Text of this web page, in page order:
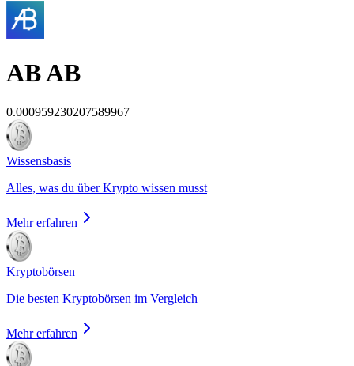
ABAB
0.000959230207589967
Wissensbasis
Alles, was du über Krypto wissen musst
Mehr erfahren
Kryptobörsen
Die besten Kryptobörsen im Vergleich
Mehr erfahren